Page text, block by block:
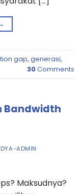
gap, generasi,
30Comments
Bandwidth
ADMIN
Maksudnya?